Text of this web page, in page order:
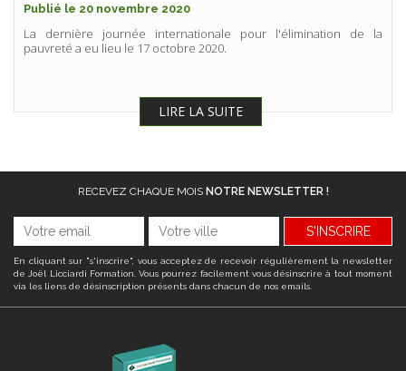
Publié le 20 novembre 2020
La dernière journée internationale pour l'élimination de la
pauvreté a eu lieu le 17 octobre 2020.
LIRE LA SUITE
RECEVEZ CHAQUE MOIS NOTRE NEWSLETTER !
S'INSCRIRE
En cliquant sur "s'inscrire", vous acceptez de recevoir régulièrement la newsletter
de Joël Licciardi Formation. Vous pourrez facilement vous désinscrire à tout moment
via les liens de désinscription présents dans chacun de nos emails.